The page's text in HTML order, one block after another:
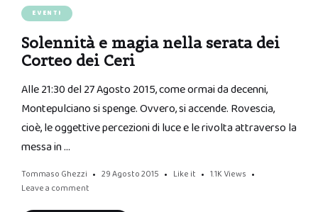
EVENTI
Solennità e magia nella serata dei
Corteo dei Ceri
Alle 21:30 del 27 Agosto 2015, come ormai da decenni,
Montepulciano si spenge. Ovvero, si accende. Rovescia,
cioè, le oggettive percezioni di luce e le rivolta attraverso la
messa in …
Tommaso Ghezzi 29 Agosto 2015 Like it 1.1K Views
Leave a comment